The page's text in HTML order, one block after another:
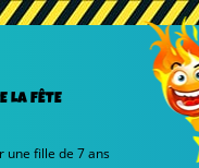
LA FÊTE
une fille de 7 ans